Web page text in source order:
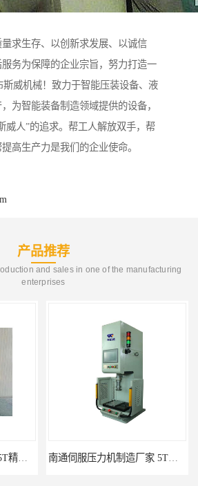
求生存、以创新求发展、以诚信
务为保障的企业宗旨，努力打造一
斯威机械！致力于智能压装设备、液
为智能装备制造领域提供的设备，
威人”的追求。帮工人解放双手，帮
高生产力是我们的企业使命。
产品推荐
and sales in one of the manufacturing
enterprises